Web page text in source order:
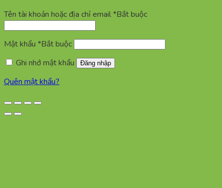
Tên tài khoản hoặc địa chỉ email*Bắt buộc
Mật khẩu *Bắt buộc
Ghi nhớ mật khẩu
Đăng nhập
Quên mật khẩu?